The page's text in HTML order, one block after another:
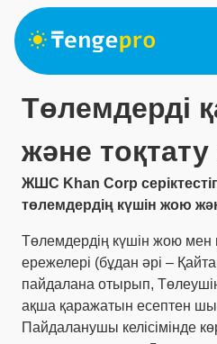
Төлемдерді
және
ЖШС Khan Corp
төлемдердің күшін жою
Төлемдердің күшін жою мен
ережелері (бұдан әрі –
пайдалана отырып,
ақша қаражатын есептен
Пайдаланушы келісімінде